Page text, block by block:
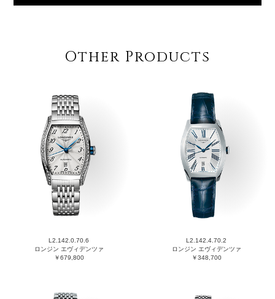
Other Products
L2.142.0.70.6
ロンジン エヴィデンツァ
￥679,800
L2.142.4.70.2
ロンジン エヴィデンツァ
￥348,700